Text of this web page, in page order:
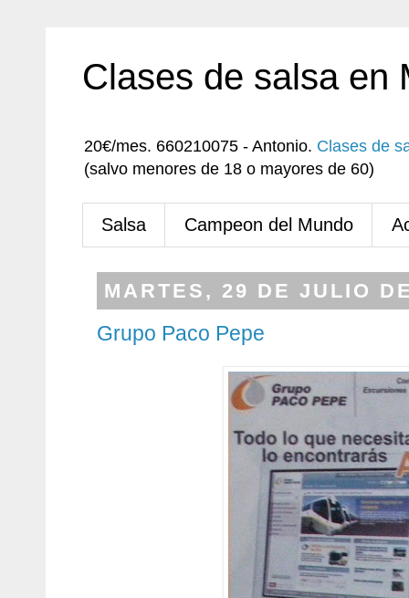
Clases de salsa en
20€/mes. 660210075 - Antonio. Clases de
(salvo menores de 18 o mayores de 60)
Salsa Campeon del Mundo
MARTES, 29 DE JULIO
Grupo Paco Pepe